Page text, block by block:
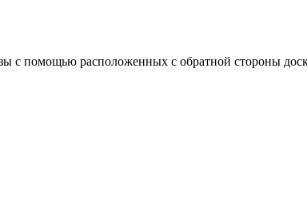
с помощью расположенных с обратной стороны